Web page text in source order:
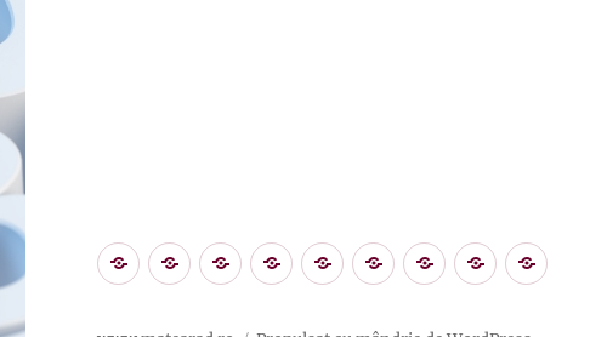
Prima
pagină
Olimpiade
concursuri
PLATFORME
ONLINE
INSTRUMENTE
ONLINE
Norme
metodologii
Structuri
organizatorice
PrioritățiContacteSITEs